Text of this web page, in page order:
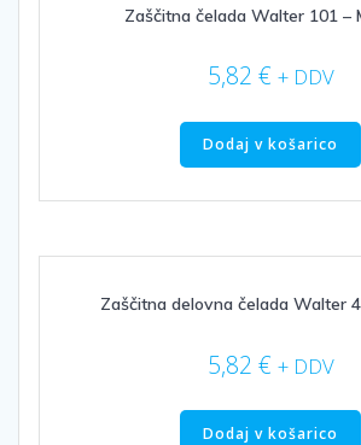
Zaščitna čelada Walter 101 –
5,82 € + DDV
Dodaj v košarico
Zaščitna delovna čelada Walter
5,82 € + DDV
Dodaj v košarico